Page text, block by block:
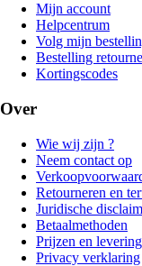
Mijn account
Helpcentrum
Volg mijn
Bestelling
Kortingscodes
Over
Wie wij zijn ?
Neem contact op
Retourneren en
Juridische
Betaalmethoden
Prijzen en
Privacy verklaring